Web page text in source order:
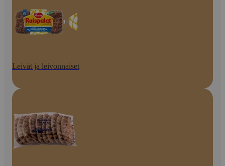
Leivät ja leivonnaiset